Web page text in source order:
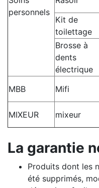
personnels
Kit de
toilettage
Brosse à
dents
électrique
MBB Mifi
MIXEUR
mixeur
La garantie
Produits dont les
été supprimés,